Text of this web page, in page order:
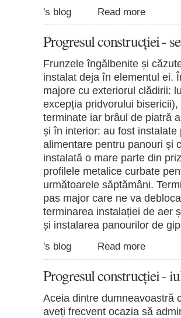
's blog Read more
Progresul construcției -
Frunzele îngălbenite și
instalat deja în elementul ei.
majore cu exteriorul clădirii:
excepția pridvorului
terminate iar brâul de piatră
și în interior: au fost
alimentare pentru panouri și
instalată o mare parte din
profilele metalice curbate
următoarele săptămâni.
pas major care ne va
terminarea instalației de aer
și instalarea panourilor de
's blog Read more
Progresul construcției -
Aceia dintre dumneavoastră
aveți frecvent ocazia să